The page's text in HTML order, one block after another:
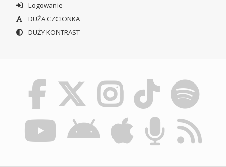
Logowanie
DUŻA CZCIONKA
DUŻY KONTRAST